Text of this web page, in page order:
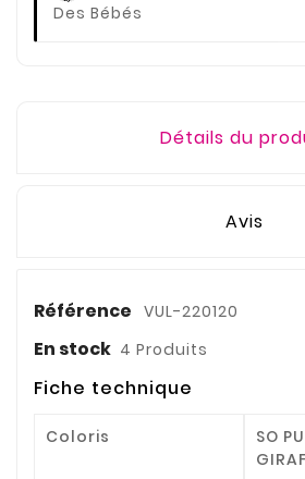
Des Bébés
Détails du
Avis
Référence VUL-220120
En stock 4 Produits
Fiche technique
Coloris
SO